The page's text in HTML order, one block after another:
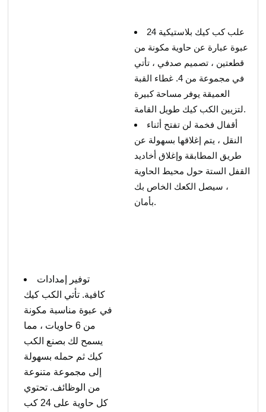
علب كب كيك بلاستيكية 24
عبوة عبارة عن حاوية مكونة من
قطعتين ، تصميم صدفي ، تأتي
في مجموعة من 4. غطاء القبة
العميقة يوفر مساحة كبيرة
لتزيين الكب كيك طويل القامة.
أقفال فخمة لن تفتح أثناء
النقل ، يتم إغلاقها بسهولة عن
طريق المطابقة وإغلاق أخاديد
القفل الستة حول محيط الحاوية
، سيصل الكعك الخاص بك
بأمان.
توفير إمدادات
كافية. تأتي الكب كيك
في عبوة مناسبة مكونة
من 6 حاويات ، مما
يسمح لك بصنع الكب
كيك ثم حمله بسهولة
إلى مجموعة متنوعة
من الوظائف. تحتوي
كل حاوية على 24 كب